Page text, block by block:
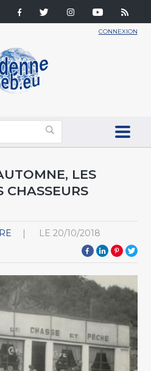
CONNEXION
LES
CHASSEURS
LE 20/10/2018